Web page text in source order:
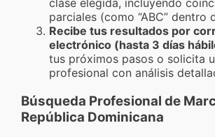
parciales (como “ABC” dentro
Recibe tus resultados por
electrónico (hasta 3 días
tus próximos pasos o solicita
profesional con análisis
Búsqueda Profesional de
República Dominicana